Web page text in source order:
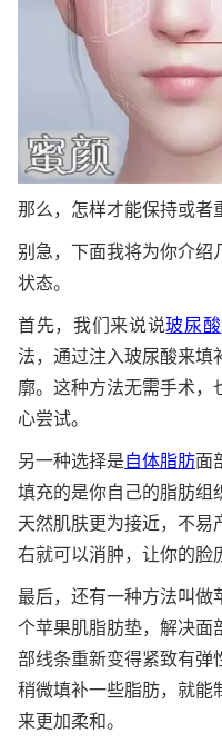
那么，怎样才能保持或者
别急，下面我将为你介绍
状态。
首先，我们来说说玻尿酸
法，通过注入玻尿酸来填
廓。这种方法无需手术，
心尝试。
另一种选择是自体脂肪面
填充的是你自己的脂肪组
天然肌肤更为接近，不易
右就可以消肿，让你的脸
最后，还有一种方法叫做
个苹果肌脂肪垫，解决面
部线条重新变得紧致有弹
稍微填补一些脂肪，就能
来更加柔和。